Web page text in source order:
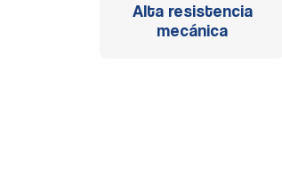
Alta resistencia
mecánica